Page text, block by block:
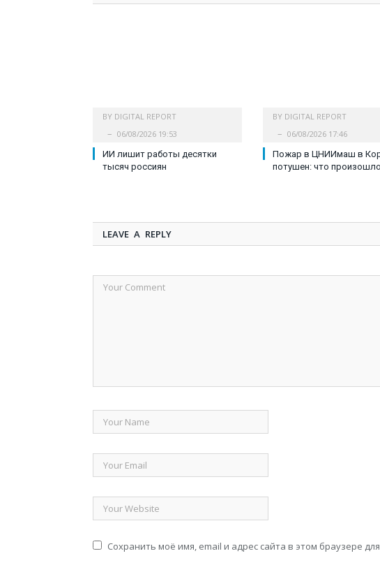
BY DIGITAL REPORT
06/08/2026 19:53
ИИ лишит работы десятки
тысяч россиян
BY DIGITAL REPORT
06/08/2026 17:46
Пожар в ЦНИИмаш в
потушен: что произошло
LEAVE A REPLY
Сохранить моё имя, email и адрес сайта в этом браузере